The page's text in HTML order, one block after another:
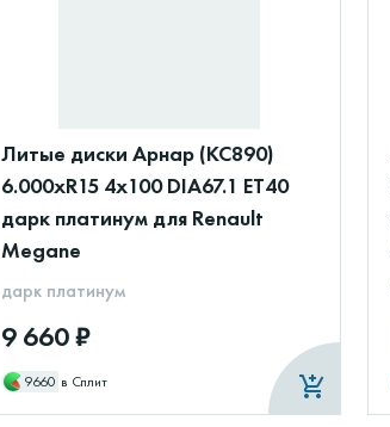
Литые диски Арнар (КС890)
6.000xR15 4x100 DIA67.1 ET40
дарк платинум для Renault
Megane
дарк платинум
9 660 ₽
9660 в Сплит